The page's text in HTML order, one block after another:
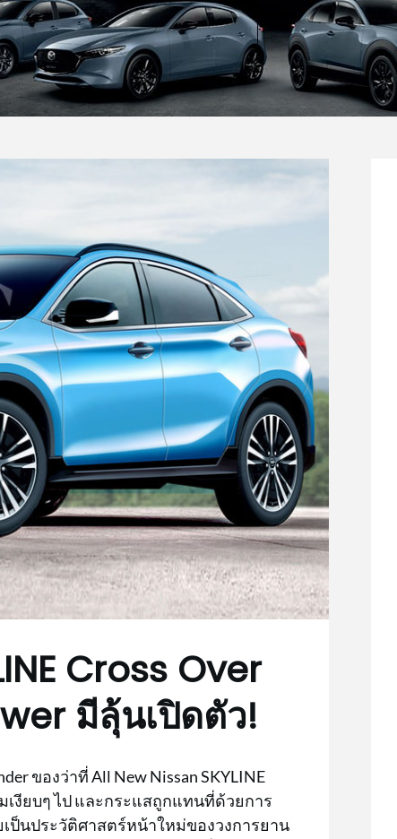
Cross Over
มีลุ้นเปิดตัว!
ของว่าที่ All New Nissan SKYLINE
เงียบๆ ไป และกระแสถูกแทนที่ด้วยการ
เป็นประวัติศาสตร์หน้าใหม่ของวงการยาน